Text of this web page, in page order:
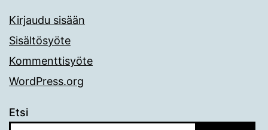
Kirjaudu sisään
Sisältösyöte
Kommenttisyöte
WordPress.org
Etsi